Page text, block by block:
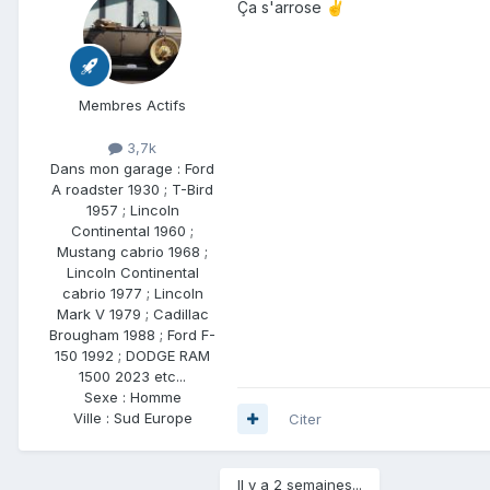
Membres Actifs
3,7k
Dans mon garage : Ford
A roadster 1930 ; T-Bird
1957 ; Lincoln
Continental 1960 ;
Mustang cabrio 1968 ;
Lincoln Continental
cabrio 1977 ; Lincoln
Mark V 1979 ; Cadillac
Brougham 1988 ; Ford F-
150 1992 ; DODGE RAM
1500 2023 etc...
Sexe : Homme
Ville : Sud Europe
Ça s'arrose ✌️
Citer
Il y a 2 semaines...